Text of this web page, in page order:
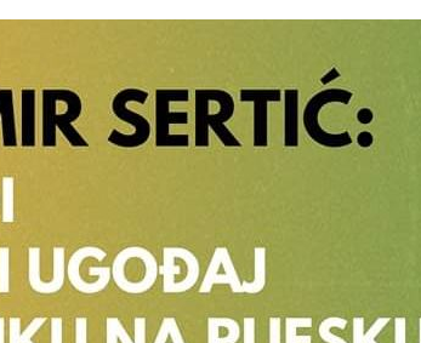
Popis poslova na području VPŽ
01.03.2021.
slatina.net
Ljeto
i
01.03.2021.